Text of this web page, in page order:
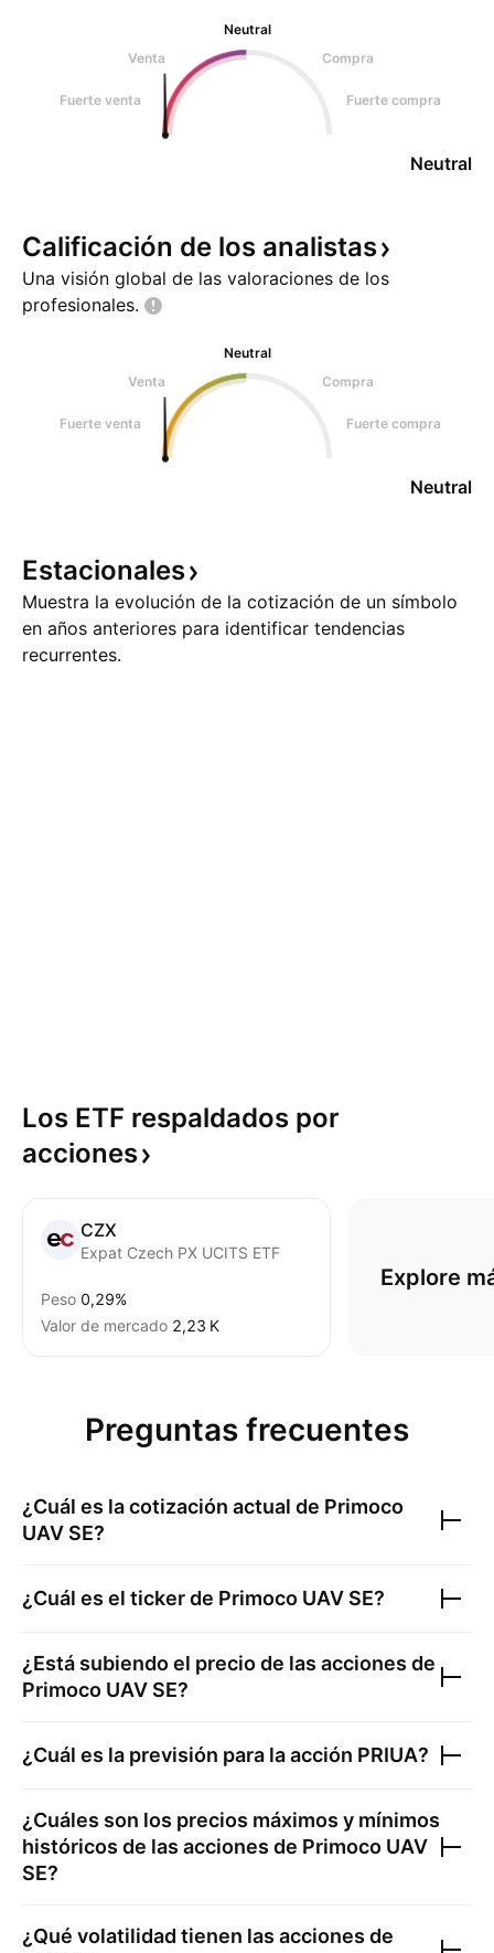
Neutral
Venta
Compra
Fuerte venta Fuerte compra
Neutral
Calificación de los analistas
Una visión global de las valoraciones de los
profesionales.
Neutral
Venta
Compra
Fuerte venta Fuerte compra
Neutral
Estacionales
Muestra la evolución de la cotización de un símbolo
en años anteriores para identificar tendencias
recurrentes.
Los ETF respaldados por
acciones
CZX
Expat Czech PX UCITS ETF
Peso 0,29%
Valor de mercado ‪2,23 K‬
Explore
Preguntas frecuentes
¿Cuál es la cotización actual de Primoco
UAV SE?
¿Cuál es el ticker de Primoco UAV SE?
¿Está subiendo el precio de las acciones de
Primoco UAV SE?
¿Cuál es la previsión para la acción PRIUA?
¿Cuáles son los precios máximos y mínimos
históricos de las acciones de Primoco UAV
SE?
¿Qué volatilidad tienen las acciones de